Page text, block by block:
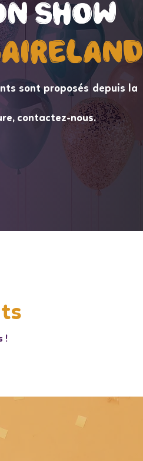
Show
Show
sont proposés depuis la
contactez-nous.
!